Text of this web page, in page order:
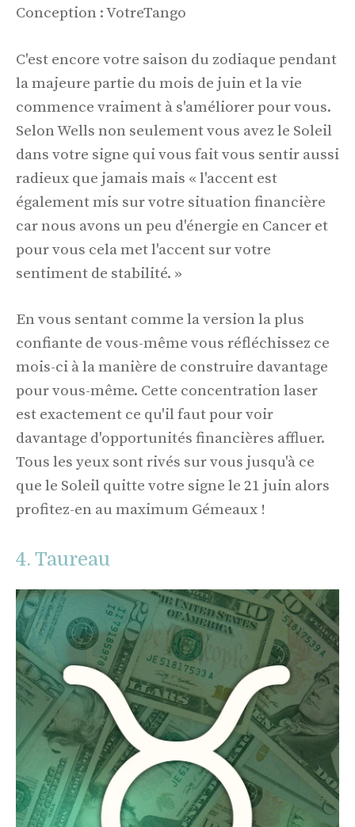
Conception : VotreTango
C'est encore votre saison du zodiaque pendant
la majeure partie du mois de juin et la vie
commence vraiment à s'améliorer pour vous.
Selon Wells non seulement vous avez le Soleil
dans votre signe qui vous fait vous sentir aussi
radieux que jamais mais « l'accent est
également mis sur votre situation financière
car nous avons un peu d'énergie en Cancer et
pour vous cela met l'accent sur votre
sentiment de stabilité. »
En vous sentant comme la version la plus
confiante de vous-même vous réfléchissez ce
mois-ci à la manière de construire davantage
pour vous-même. Cette concentration laser
est exactement ce qu'il faut pour voir
davantage d'opportunités financières affluer.
Tous les yeux sont rivés sur vous jusqu'à ce
que le Soleil quitte votre signe le 21 juin alors
profitez-en au maximum Gémeaux !
4. Taureau